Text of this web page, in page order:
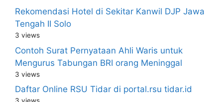
Rekomendasi Hotel di Sekitar Kanwil DJP Jawa
Tengah II Solo
3 views
Contoh Surat Pernyataan Ahli Waris untuk
Mengurus Tabungan BRI orang Meninggal
3 views
Daftar Online RSU Tidar di portal.rsu tidar.id